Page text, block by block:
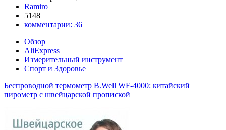
Ramiro
5148
комментарии: 36
Обзор
AliExpress
Измерительный инструмент
Спорт и Здоровье
Беспроводной термометр B.Well WF-4000: китайский
пирометр с швейцарской пропиской